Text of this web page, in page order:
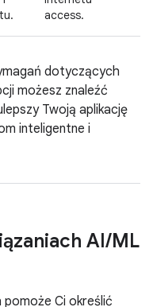
access.
dotyczących
możesz znaleźć
Twoją aplikację
inteligentne i
AI/ML
pomoże Ci określić